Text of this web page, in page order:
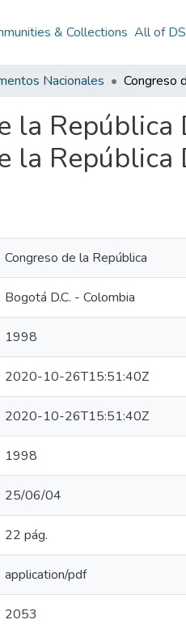
& Collections All of
Nacionales
la
la
Congreso de la República
Bogotá D.C. - Colombia
1998
2020-10-26T15:51:40Z
2020-10-26T15:51:40Z
1998
25/06/04
22 pág.
application/pdf
2053